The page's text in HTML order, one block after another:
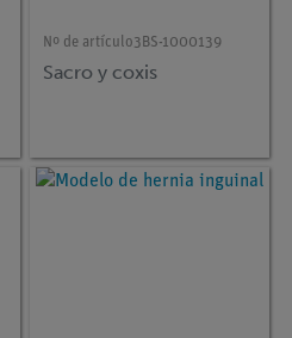
Nº de artículo3BS-1000139
Sacro y coxis